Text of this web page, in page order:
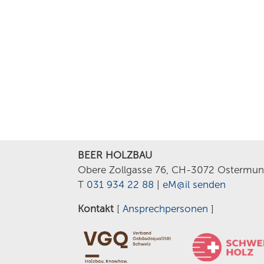
BEER HOLZBAU
Obere Zollgasse 76, CH-3072
T 031 934 22 88 eM@il senden
Kontakt [ Ansprechpersonen ]